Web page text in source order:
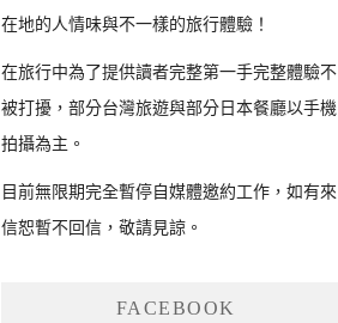
在地的人情味與不一樣的旅行體驗！
在旅行中為了提供讀者完整第一手完整體驗不
被打擾，部分台灣旅遊與部分日本餐廳以手機
拍攝為主。
目前無限期完全暫停自媒體邀約工作，如有來
信恕暫不回信，敬請見諒。
FACEBOOK